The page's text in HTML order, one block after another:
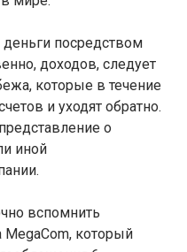
посредством
доходов, следует
которые в течение
и уходят обратно.
о
иной
вспомнить
MegaCom, который